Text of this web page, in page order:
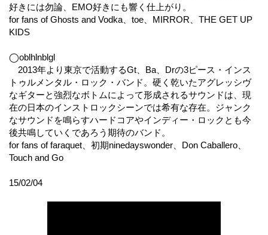
好きには勿論、EMO好きにも響く仕上がり。
for fans of Ghosts and Vodka、toe、MIRROR、THE GET UP
KIDS
◯oblhlnblgl
2013年より東京で活動するGt、Ba、Drの3ピース・インス
トゥルメンタル・ロック・バンド。硬く乾いたアグレッシヴ
なギターと強烈なボトムによって形成されるサウンドは、現
在の日本のインストロックシーンでは希有な存在。ジャンク
なサウンドを鳴らすハードコアやインディー・ロックとも今
後共鳴していくであろう期待のバンド。
for fans of faraquet、初期ninedayswonder、Don Caballero、
Touch and Go
15/02/04